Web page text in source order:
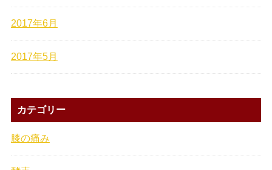
2017年6月
2017年5月
カテゴリー
膝の痛み